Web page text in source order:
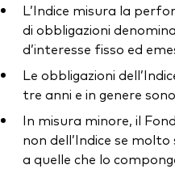
L’Indice misura la
di obbligazioni
d’interesse fisso ed
Le obbligazioni
tre anni e in genere
In misura minore, il
non dell’Indice se
a quelle che lo